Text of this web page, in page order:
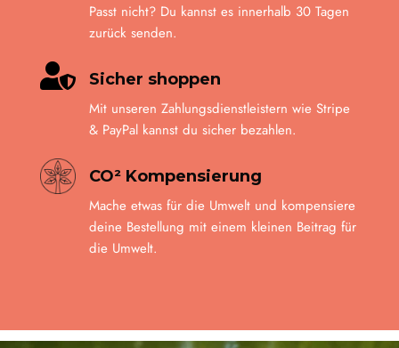
Passt nicht? Du kannst es innerhalb 30 Tagen
zurück senden.

Sicher shoppen
Mit unseren Zahlungsdienstleistern wie Stripe
& PayPal kannst du sicher bezahlen.
CO² Kompensierung
Mache etwas für die Umwelt und kompensiere
deine Bestellung mit einem kleinen Beitrag für
die Umwelt.